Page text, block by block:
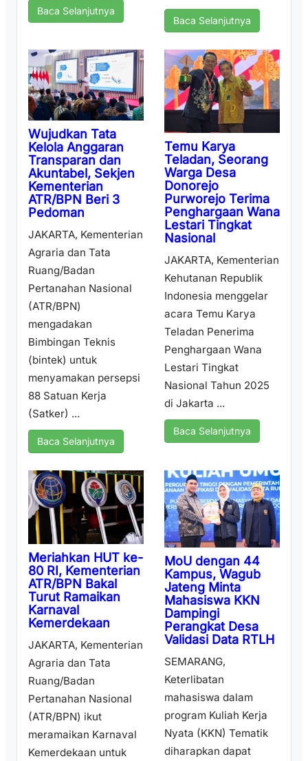
Baca Selanjutnya
Baca Selanjutnya
Wujudkan Tata
Kelola Anggaran
Transparan dan
Akuntabel, Sekjen
Kementerian
ATR/BPN Beri 3
Pedoman
JAKARTA, Kementerian
Agraria dan Tata
Ruang/Badan
Pertanahan Nasional
(ATR/BPN)
mengadakan
Bimbingan Teknis
(bintek) untuk
menyamakan persepsi
88 Satuan Kerja
(Satker) ...
Baca Selanjutnya
Temu Karya
Teladan, Seorang
Warga Desa
Donorejo
Purworejo Terima
Penghargaan Wana
Lestari Tingkat
Nasional
JAKARTA, Kementerian
Kehutanan Republik
Indonesia menggelar
acara Temu Karya
Teladan Penerima
Penghargaan Wana
Lestari Tingkat
Nasional Tahun 2025
di Jakarta ...
Baca Selanjutnya
Meriahkan HUT ke-
80 RI, Kementerian
ATR/BPN Bakal
Turut Ramaikan
Karnaval
Kemerdekaan
JAKARTA, Kementerian
Agraria dan Tata
Ruang/Badan
Pertanahan Nasional
(ATR/BPN) ikut
meramaikan Karnaval
Kemerdekaan untuk
MoU dengan 44
Kampus, Wagub
Jateng Minta
Mahasiswa KKN
Dampingi
Perangkat Desa
Validasi Data RTLH
SEMARANG,
Keterlibatan
mahasiswa dalam
program Kuliah Kerja
Nyata (KKN) Tematik
diharapkan dapat